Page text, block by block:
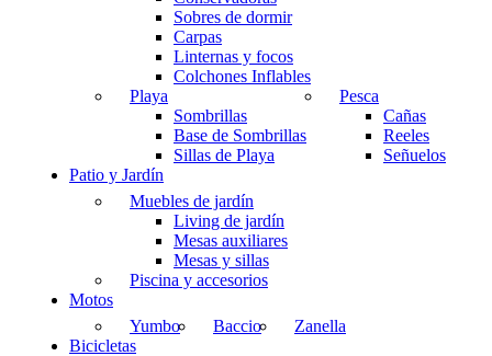
Sobres de dormir
Carpas
Linternas y focos
Colchones Inflables
Playa
Sombrillas
Base de Sombrillas
Sillas de Playa
Pesca
Cañas
Reeles
Señuelos
Patio y Jardín
Muebles de jardín
Living de jardín
Mesas auxiliares
Mesas y sillas
Piscina y accesorios
Motos
Yumbo
Baccio
Zanella
Bicicletas